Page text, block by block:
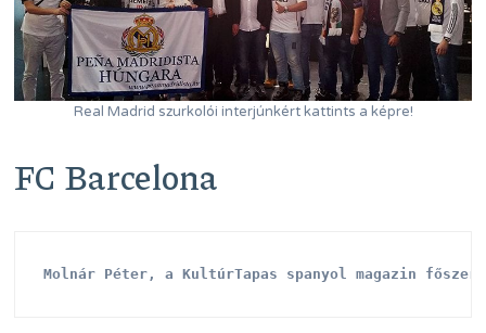
Real Madrid szurkolói interjúnkért kattints a képre!
FC Barcelona
Molnár Péter, a KultúrTapas spanyol magazin